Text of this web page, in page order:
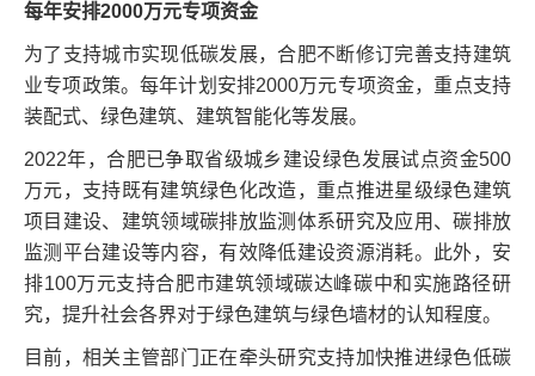
每年安排2000万元专项资金
为了支持城市实现低碳发展，合肥不断修订完善支持建筑
业专项政策。每年计划安排2000万元专项资金，重点支持
装配式、绿色建筑、建筑智能化等发展。
2022年，合肥已争取省级城乡建设绿色发展试点资金500
万元，支持既有建筑绿色化改造，重点推进星级绿色建筑
项目建设、建筑领域碳排放监测体系研究及应用、碳排放
监测平台建设等内容，有效降低建设资源消耗。此外，安
排100万元支持合肥市建筑领域碳达峰碳中和实施路径研
究，提升社会各界对于绿色建筑与绿色墙材的认知程度。
目前，相关主管部门正在牵头研究支持加快推进绿色低碳